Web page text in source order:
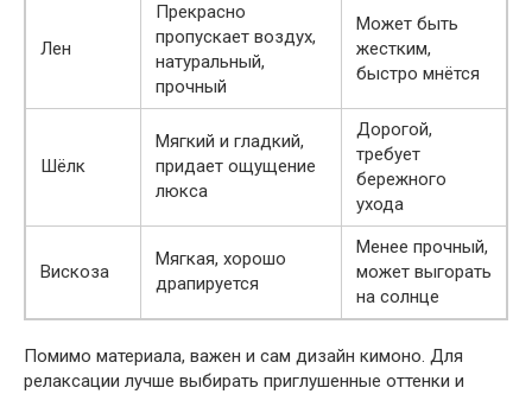
Лен
Прекрасно
пропускает воздух,
натуральный,
прочный
Может быть
жестким,
быстро мнётся
Шёлк
Мягкий и гладкий,
придает ощущение
люкса
Дорогой,
требует
бережного
ухода
Вискоза
Мягкая, хорошо
драпируется
Менее прочный,
может выгорать
на солнце
Помимо материала, важен и сам дизайн кимоно. Для
релаксации лучше выбирать приглушенные оттенки и